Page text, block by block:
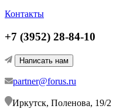
Контакты
+7 (3952) 28-84-10
Написать нам
partner@forus.ru
Иркутск, Поленова, 19/2